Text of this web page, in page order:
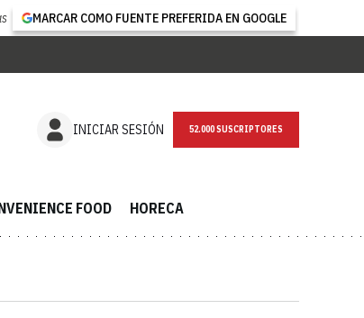
MARCAR COMO FUENTE PREFERIDA EN GOOGLE
INICIAR SESIÓN 52.000 SUSCRIPTORES
FOOD HORECA